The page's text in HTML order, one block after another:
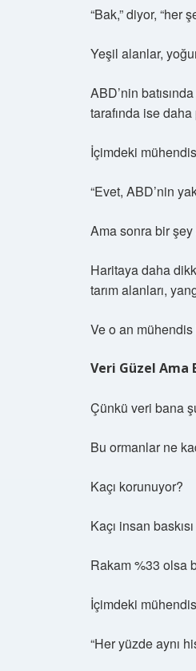
“Bak,” diyor, “her
Yeşil alanlar,
ABD’nin
tarafında ise
İçimdeki
“Evet, ABD’nin
Ama sonra bir şey
Haritaya daha
tarım alanları,
Ve o an
Veri Güzel Ama
Çünkü veri bana
Bu ormanlar ne
Kaçı korunuyor?
Kaçı insan
Rakam %33 olsa
İçimdeki
“Her yüzde aynı